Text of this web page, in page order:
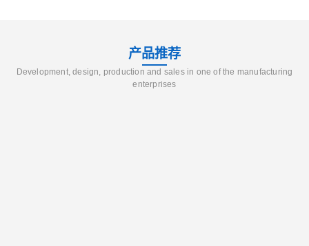
产品推荐
Development, design, production and sales in one of the manufacturing
enterprises